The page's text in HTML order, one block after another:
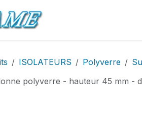
ISOLATEURS Polyverre
polyverre - hauteur 45 mm -